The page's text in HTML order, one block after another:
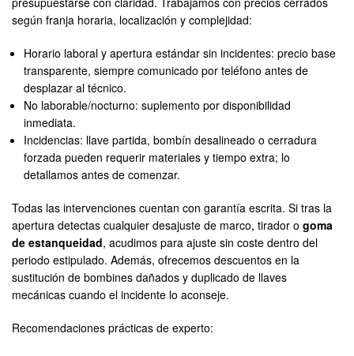
según franja horaria, localización y complejidad:
Horario laboral y apertura estándar sin incidentes: precio base
transparente, siempre comunicado por teléfono antes de
desplazar al técnico.
No laborable/nocturno: suplemento por disponibilidad
inmediata.
Incidencias: llave partida, bombín desalineado o cerradura
forzada pueden requerir materiales y tiempo extra; lo
detallamos antes de comenzar.
Todas las intervenciones cuentan con garantía escrita. Si tras la
apertura detectas cualquier desajuste de marco, tirador o goma
de estanqueidad, acudimos para ajuste sin coste dentro del
periodo estipulado. Además, ofrecemos descuentos en la
sustitución de bombines dañados y duplicado de llaves
mecánicas cuando el incidente lo aconseje.
Recomendaciones prácticas de experto: